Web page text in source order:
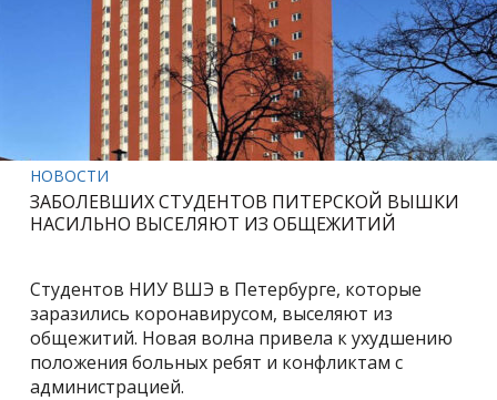
НОВОСТИ
ЗАБОЛЕВШИХ СТУДЕНТОВ ПИТЕРСКОЙ ВЫШКИ
НАСИЛЬНО ВЫСЕЛЯЮТ ИЗ ОБЩЕЖИТИЙ
Студентов НИУ ВШЭ в Петербурге, которые
заразились коронавирусом, выселяют из
общежитий. Новая волна привела к ухудшению
положения больных ребят и конфликтам с
администрацией.